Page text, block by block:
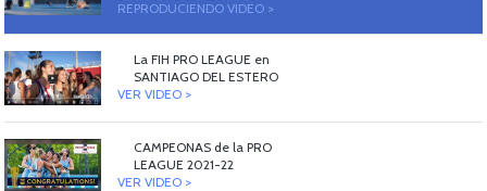
REPRODUCIENDO VIDEO >
La FIH PRO LEAGUE en
SANTIAGO DEL ESTERO
VER VIDEO >
CAMPEONAS de la PRO
LEAGUE 2021-22
VER VIDEO >